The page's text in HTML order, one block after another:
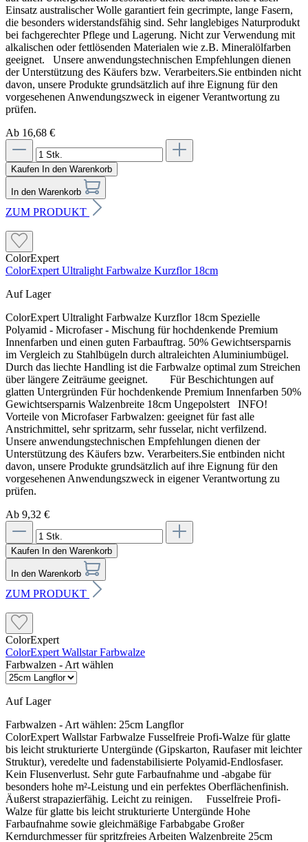
Einsatz australischer Wolle garantiert fein gecrimpte, lange Fasern,
die besonders widerstandsfähig sind. Sehr langlebiges Naturprodukt
bei fachgerechter Pflege und Lagerung. Nicht zur Verwendung mit
alkalischen oder fettlösenden Materialen wie z.B. Mineralölfarben
geeignet. Unsere anwendungstechnischen Empfehlungen dienen
der Unterstützung des Käufers bzw. Verarbeiters.Sie entbinden nicht
davon, unsere Produkte grundsätzlich auf ihre Eignung für den
vorgesehenen Anwendungszweck in eigener Verantwortung zu
prüfen.
Ab 16,68 €
Kaufen In den Warenkorb
In den Warenkorb
ZUM PRODUKT
ColorExpert
ColorExpert Ultralight Farbwalze Kurzflor 18cm
Auf Lager
ColorExpert Ultralight Farbwalze Kurzflor 18cm Spezielle
Polyamid - Microfaser - Mischung für hochdenkende Premium
Innenfarben und einen guten Farbauftrag. 50% Gewichtsersparnis
im Vergleich zu Stahlbügeln durch altraleichten Aluminiumbügel.
Durch das liechte Handling ist die Farbwalze optimal zum Streichen
über längere Zeiträume geeignet. Für Beschichtungen auf
glatten Untergründen Für hochdenkende Premium Innenfarben 50%
Gewichtsersparnis Walzenbreite 18cm Ungepolstert INFO!
Vorteile von Microfaser Farbwalzen: geeignet für fast alle
Anstrichmittel, sehr spritzarm, sehr fusselar, nicht verfilzend.
Unsere anwendungstechnischen Empfehlungen dienen der
Unterstützung des Käufers bzw. Verarbeiters.Sie entbinden nicht
davon, unsere Produkte grundsätzlich auf ihre Eignung für den
vorgesehenen Anwendungszweck in eigener Verantwortung zu
prüfen.
Ab 9,32 €
Kaufen In den Warenkorb
In den Warenkorb
ZUM PRODUKT
ColorExpert
ColorExpert Wallstar Farbwalze
Farbwalzen - Art wählen
Auf Lager
Farbwalzen - Art wählen: 25cm Langflor
ColorExpert Wallstar Farbwalze Fusselfreie Profi-Walze für glatte
bis leicht strukturierte Untergünde (Gipskarton, Raufaser mit leichter
Struktur), veredelte und fadenstabilisierte Polyamid-Endlosfaser.
Kein Flusenverlust. Sehr gute Farbaufnahme und -abgabe für
besonders hohe m²-Leistung und ein perfektes Oberflächenfinish.
Äußerst strapazierfähig. Leicht zu reinigen. Fusselfreie Profi-
Walze für glatte bis leicht strukturierte Untergünde Hohe
Farbaufnahme sowie gleichmäßige Farbabgabe Großer
Kerndurchmesser für spritzfreies Arbeiten Walzenbreite 25cm